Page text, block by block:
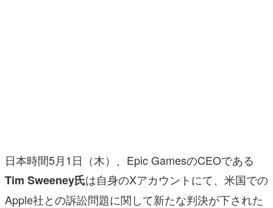
その他
電ファミニコゲーマーとは？
日本時間5月1日（木）、Epic GamesのCEOである
Tim Sweeney氏は自身のXアカウントにて、米国での
Apple社との訴訟問題に関して新たな判決が下された